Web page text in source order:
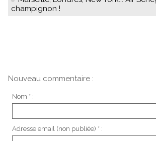
champignon !
Nouveau commentaire :
Nom * :
Adresse email (non publiée) * :